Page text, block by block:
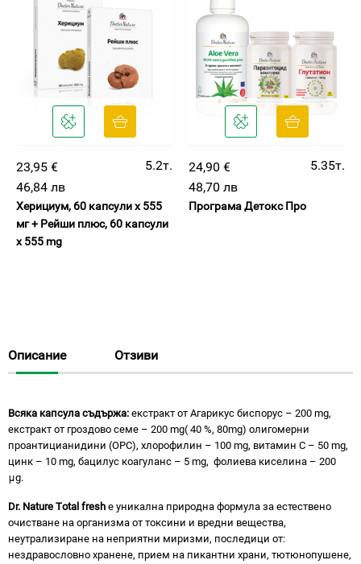
23,95 €
5.2т.
46,84 лв
Херициум, 60 капсули х 555
мг + Рейши плюс, 60 капсули
x 555 mg
24,90 €
5.35т.
48,70 лв
Програма Детокс Про
Описание Отзиви
Всяка капсула съдържа: екстракт от Агарикус биспорус – 200 mg,
екстракт от гроздово семе – 200 mg( 40 %, 80mg) олигомерни
проантицианидини (OPC), хлорофилин – 100 mg, витамин С – 50 mg,
цинк – 10 mg, бацилус коагуланс – 5 mg, фолиева киселина – 200
μg.
Dr. Nature Тotal fresh е уникална природна формула за естествено
очистване на организма от токсини и вредни вещества,
неутрализиране на неприятни миризми, последици от:
нездравословно хранене, прием на пикантни храни, тютюнопушене,